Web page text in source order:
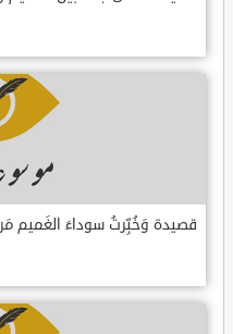
قصيدة وَخُبِّرتُ سوداءَ الغَميم